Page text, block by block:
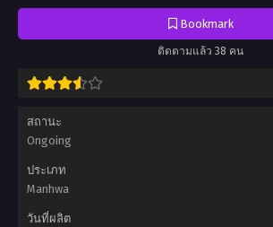
Bookmark
ติดตามแล้ว 38 คน
สถานะ
Ongoing
ประเภท
Manhwa
วันที่ผลิต